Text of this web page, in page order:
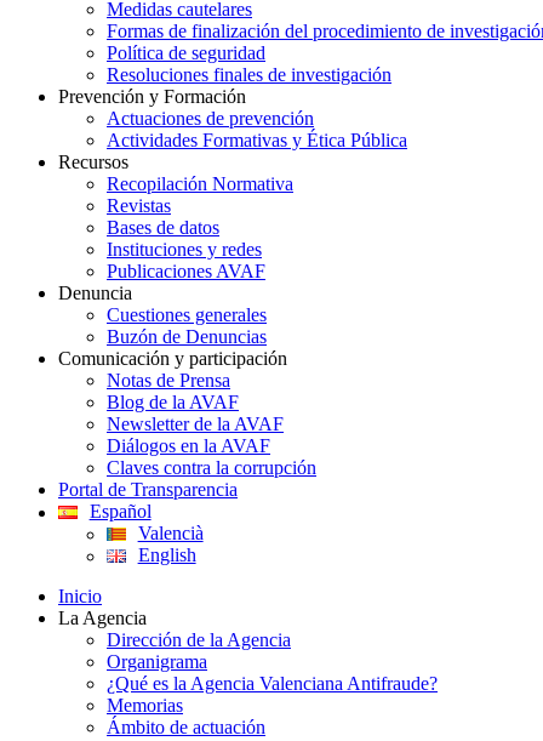
Medidas cautelares
Formas de finalización del procedimiento de
Política de seguridad
Resoluciones finales de investigación
Prevención y Formación
Actuaciones de prevención
Actividades Formativas y Ética Pública
Recursos
Recopilación Normativa
Revistas
Bases de datos
Instituciones y redes
Publicaciones AVAF
Denuncia
Cuestiones generales
Buzón de Denuncias
Comunicación y participación
Notas de Prensa
Blog de la AVAF
Newsletter de la AVAF
Diálogos en la AVAF
Claves contra la corrupción
Portal de Transparencia
Español
Valencià
English
Inicio
La Agencia
Dirección de la Agencia
Organigrama
¿Qué es la Agencia Valenciana Antifraude?
Memorias
Ámbito de actuación